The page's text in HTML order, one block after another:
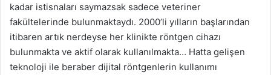
kadar istisnaları saymazsak sadece veteriner
fakültelerinde bulunmaktaydı. 2000’li yılların başlarından
itibaren artık nerdeyse her klinikte röntgen cihazı
bulunmakta ve aktif olarak kullanılmakta… Hatta gelişen
teknoloji ile beraber dijital röntgenlerin kullanımı